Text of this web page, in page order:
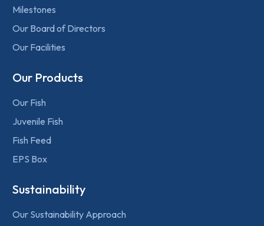
Milestones
Our Board of Directors
Our Facilities
Our Products
Our Fish
Juvenile Fish
Fish Feed
EPS Box
Sustainability
Our Sustainability Approach